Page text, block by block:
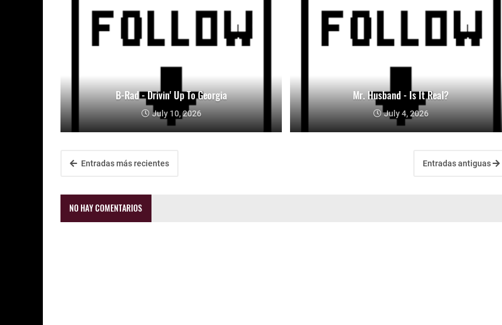
B-Rad - Drivin' Up To Georgia
July 10, 2026
Mr. Husband - Is It Real?
July 4, 2026
Entradas más recientes Entradas antiguas
NO HAY COMENTARIOS